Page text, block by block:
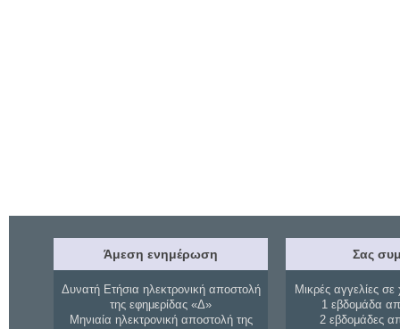
Άμεση ενημέρωση
Δυνατή Ετήσια ηλεκτρονική αποστολή
της εφημερίδας «Δ»
Μηνιαία ηλεκτρονική αποστολή της
Σας
Μικρές αγγελίες σε
1 εβδομάδα
2 εβδομάδες